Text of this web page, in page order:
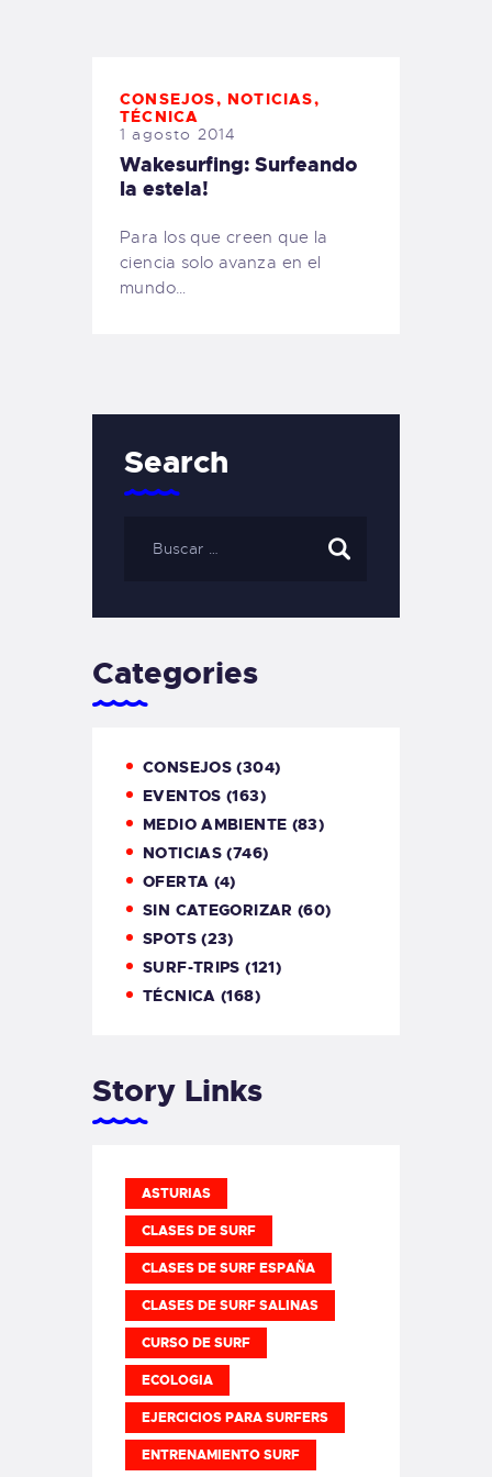
CONSEJOS, NOTICIAS,
TÉCNICA
1 agosto 2014
Wakesurfing: Surfeando
la estela!
Para los que creen que la
ciencia solo avanza en el
mundo…
Search
Categories
CONSEJOS (304)
EVENTOS (163)
MEDIO AMBIENTE (83)
NOTICIAS (746)
OFERTA (4)
SIN CATEGORIZAR (60)
SPOTS(23)
SURF-TRIPS (121)
TÉCNICA (168)
Story Links
ASTURIAS
CLASES DE SURF
CLASES DE SURF ESPAÑA
CLASES DE SURF SALINAS
CURSO DE SURF
ECOLOGIA
EJERCICIOS PARA SURFERS
ENTRENAMIENTO SURF